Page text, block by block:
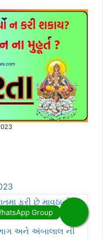
ફરી છે માવઠાની
આ જિલ્લાઓમા પડશે
અને અંબાલાલ ની